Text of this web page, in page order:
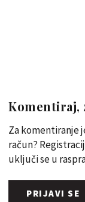
Komentiraj,
Za komentiranje
račun?
uključi se u
PRIJAVI SE